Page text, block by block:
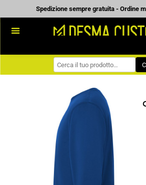
al
contenuto
Spedizione sempre gratuita - Ordine
WORKWEAR